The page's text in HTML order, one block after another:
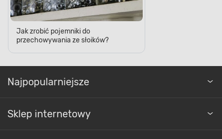
Jak zrobić pojemniki do
przechowywania ze słoików?
Najpopularniejsze
Sklep internetowy